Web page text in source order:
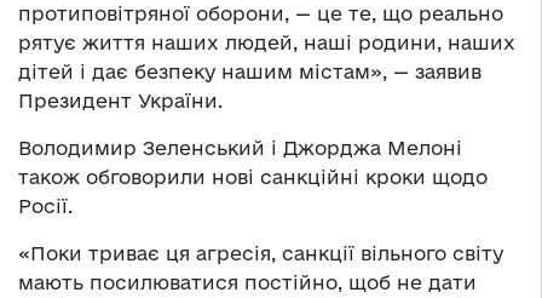
протиповітряної оборони, — це те, що реально
рятує життя наших людей, наші родини, наших
дітей і дає безпеку нашим містам», — заявив
Президент України.
Володимир Зеленський і Джорджа Мелоні
також обговорили нові санкційні кроки щодо
Росії.
«Поки триває ця агресія, санкції вільного світу
мають посилюватися постійно, щоб не дати